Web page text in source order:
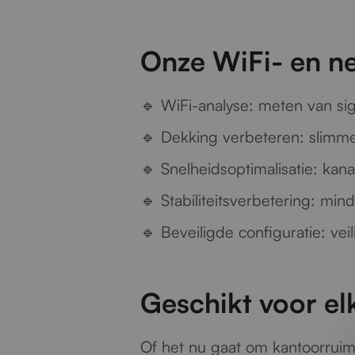
Onze WiFi- en
🔹 WiFi-analyse: meten van
🔹 Dekking verbeteren:
🔹 Snelheidsoptimalisatie:
🔹 Stabiliteitsverbetering:
🔹 Beveiligde configuratie:
Geschikt voor
Of het nu gaat om